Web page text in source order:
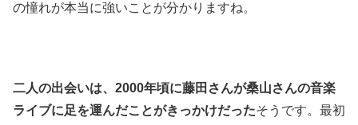
の憧れが本当に強いことが分かりますね。
二人の出会いは、2000年頃に藤田さんが桑山さんの音楽
ライブに足を運んだことがきっかけだったそうです。最初